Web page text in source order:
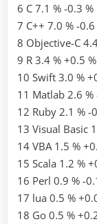
6 C 7.1 % -0.3 %
7 C++ 7.0 % -0.6
8 Objective-C
9 R 3.4 % +0.5 %
10 Swift 3.0 %
11 Matlab 2.6 %
12 Ruby 2.1 % -
13 Visual Basic
14 VBA 1.5 %
15 Scala 1.2 %
16 Perl 0.9 % -
17 lua 0.5 %
18 Go 0.5 %